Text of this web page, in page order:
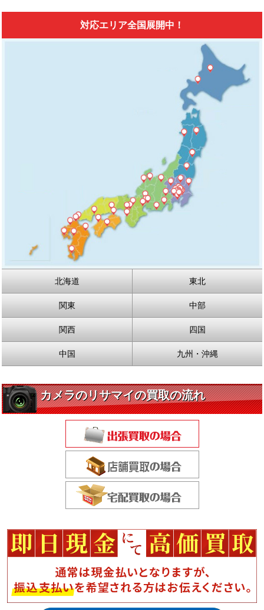
対応エリア全国展開中！
北海道 東北
関東 中部
関西 四国
中国 九州・沖縄